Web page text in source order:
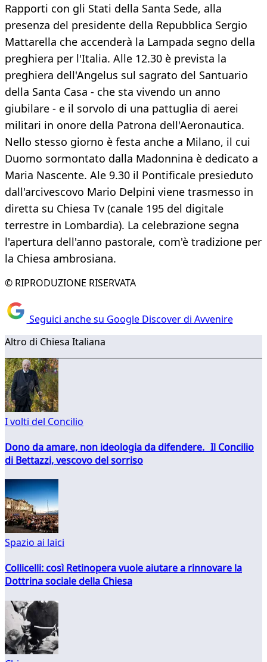
Rapporti con gli Stati della Santa Sede, alla
presenza del presidente della Repubblica Sergio
Mattarella che accenderà la Lampada segno della
preghiera per l'Italia. Alle 12.30 è prevista la
preghiera dell'Angelus sul sagrato del Santuario
della Santa Casa - che sta vivendo un anno
giubilare - e il sorvolo di una pattuglia di aerei
militari in onore della Patrona dell'Aeronautica.
Nello stesso giorno è festa anche a Milano, il cui
Duomo sormontato dalla Madonnina è dedicato a
Maria Nascente. Ale 9.30 il Pontificale presieduto
dall'arcivescovo Mario Delpini viene trasmesso in
diretta su Chiesa Tv (canale 195 del digitale
terrestre in Lombardia). La celebrazione segna
l'apertura dell'anno pastorale, com'è tradizione per
la Chiesa ambrosiana.
© RIPRODUZIONE RISERVATA
Seguici anche su Google Discover di Avvenire
Altro di Chiesa Italiana
I volti del Concilio
Dono da amare, non ideologia da difendere. Il Concilio
di Bettazzi, vescovo del sorriso
Spazio ai laici
Collicelli: così Retinopera vuole aiutare a rinnovare la
Dottrina sociale della Chiesa